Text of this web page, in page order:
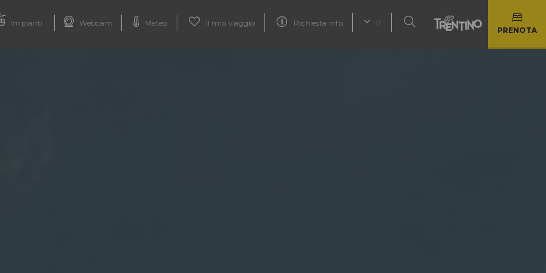
Impianti Webcam Meteo Il mio viaggio Richiesta info IT
PRENOTA